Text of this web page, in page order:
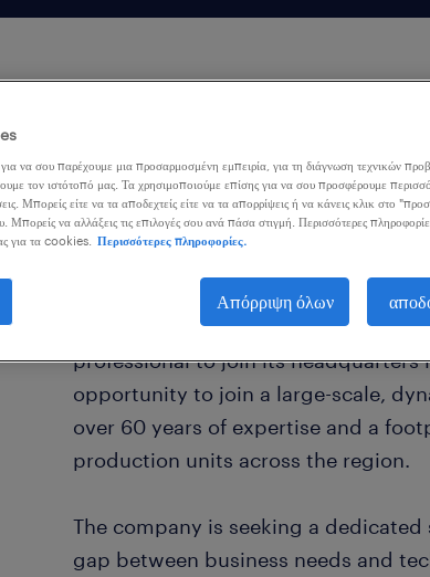
Are you ready to drive digital
A leading force in the steel industry
professional to join its headquarters
opportunity to join a large-scale,
over 60 years of expertise and a
production units across the region.
The company is seeking a
gap between business needs and
να σου παρέχουμε μια προσαρμοσμένη εμπειρία, για τη διάγνωση τεχνικών
τον ιστότοπό μας. Τα χρησιμοποιούμε επίσης για να σου προσφέρουμε
Μπορείς είτε να τα αποδεχτείς είτε να τα απορρίψεις ή να κάνεις κλικ στο
Μπορείς να αλλάξεις τις επιλογές σου ανά πάσα στιγμή. Περισσότερες
για τα cookies.
Περισσότερες πληροφορίες.
Απόρριψη όλων